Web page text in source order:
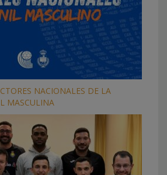
NACIONALES DE LA
MASCULINA